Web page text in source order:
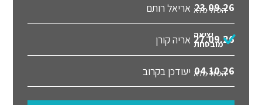
23.09.26 אריאל רותם הטיול מלא
27.09.26 אריה קורן יציאה
מובטחת
04.10.26 יעודכן בקרוב הטיול מלא